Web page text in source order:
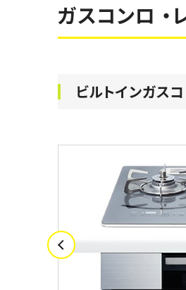
ガスコンロ ・
ビルトインガスコ